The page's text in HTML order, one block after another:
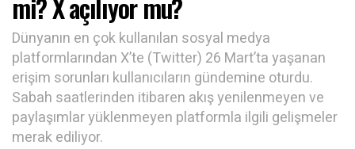
mi? X açılıyor mu?
Dünyanın en çok kullanılan sosyal medya
platformlarından X’te (Twitter) 26 Mart’ta yaşanan
erişim sorunları kullanıcıların gündemine oturdu.
Sabah saatlerinden itibaren akış yenilenmeyen ve
paylaşımlar yüklenmeyen platformla ilgili gelişmeler
merak ediliyor.